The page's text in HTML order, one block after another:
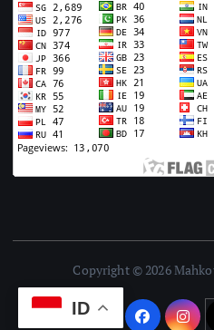
Copyright © 2026
ID